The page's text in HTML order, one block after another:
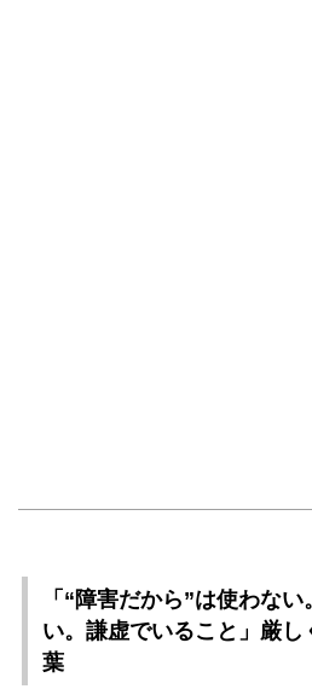
「“障害だから”は使わな
い。謙虚でいること」厳
葉